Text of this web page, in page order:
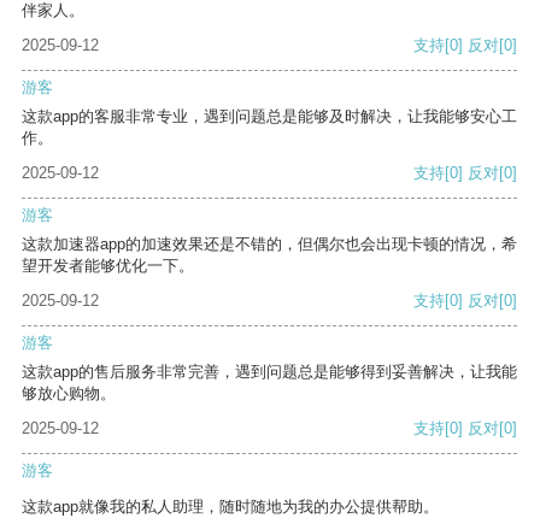
伴家人。
2025-09-12
支持[0] 反对[0]
游客
这款app的客服非常专业，遇到问题总是能够及时解决，让我能够安心工
作。
2025-09-12
支持[0] 反对[0]
游客
这款加速器app的加速效果还是不错的，但偶尔也会出现卡顿的情况，希
望开发者能够优化一下。
2025-09-12
支持[0] 反对[0]
游客
这款app的售后服务非常完善，遇到问题总是能够得到妥善解决，让我能
够放心购物。
2025-09-12
支持[0] 反对[0]
游客
这款app就像我的私人助理，随时随地为我的办公提供帮助。